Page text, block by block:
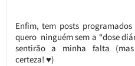
Enfim, tem posts
quero ninguém sem a “dose
sentirão a minha falta
certeza! ♥)